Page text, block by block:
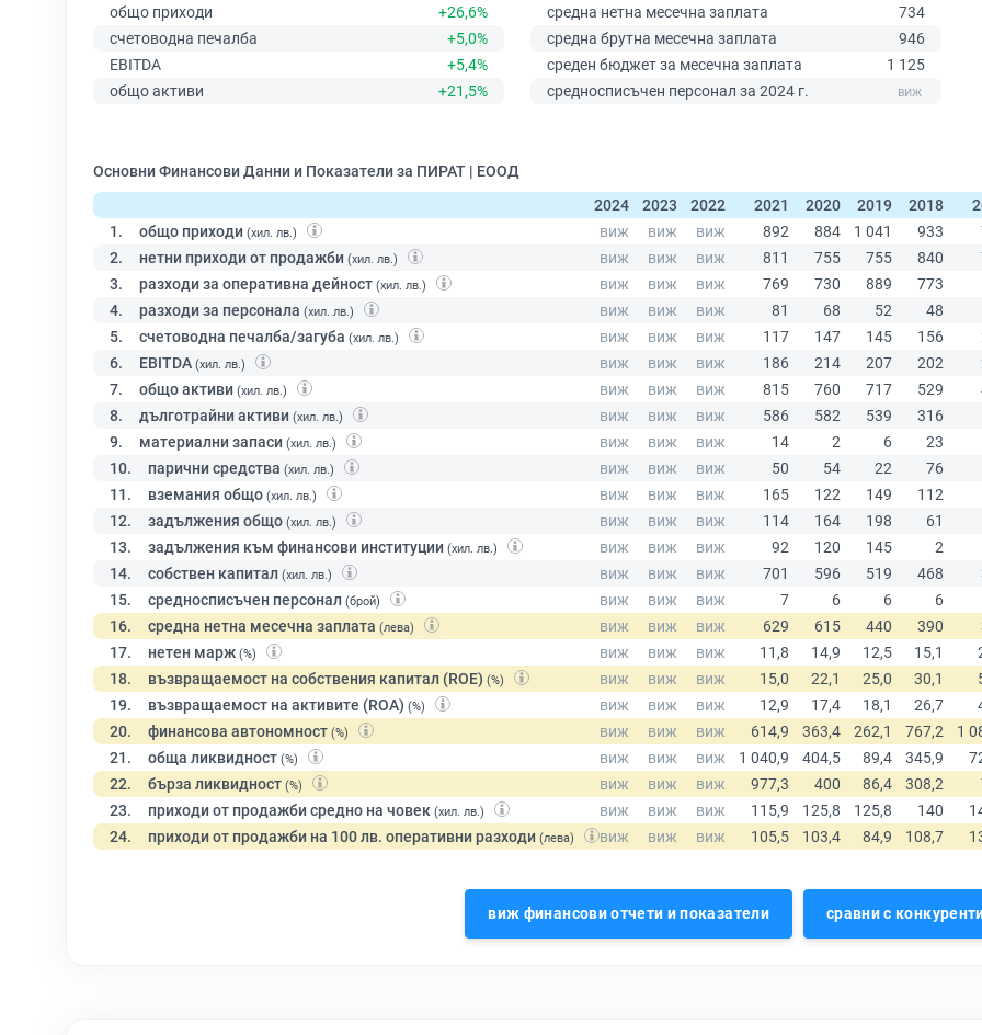
общо приходи
+26,6%
счетоводна печалба
+5,0%
EBITDA
+5,4%
общо активи
+21,5%
средна нетна месечна заплата
734
средна брутна месечна заплата
946
среден бюджет за месечна заплата
1 125
средносписъчен персонал за 2024 г.
Основни Финансови Данни и Показатели за ПИРАТ | ЕООД
2024
2023 2022 2021 2020 2019 2018
1.
общо приходи (хил. лв.)
2. нетни приходи от продажби (хил. лв.)
3. разходи за оперативна дейност (хил. лв.)
4. разходи за персонала (хил. лв.)
5. счетоводна печалба/загуба (хил. лв.)
6. EBITDA (хил. лв.)
7. общо активи (хил. лв.)
8. дълготрайни активи (хил. лв.)
9. материални запаси (хил. лв.)
10. парични средства (хил. лв.)
11. вземания общо (хил. лв.)
12. задължения общо (хил. лв.)
13. задължения към финансови институции (хил. лв.)
14. собствен капитал (хил. лв.)
15. средносписъчен персонал (брой)
16. средна нетна месечна заплата (лева)
17. нетен марж (%)
18. възвращаемост на собствения капитал (ROE) (%)
19. възвращаемост на активите (ROA) (%)
20. финансова автономност (%)
21. обща ликвидност (%)
22. бърза ликвидност (%)
23. приходи от продажби средно на човек (хил. лв.)
24. приходи от продажби на 100 лв. оперативни разходи (лева)
виж финансови отчети и показатели сравни с